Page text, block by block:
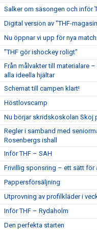
Salker om säsongen och inför
Digital version av "THF-
Nu öppnar vi upp för nya
”THF gör ishockey roligt"
Från målvakter till materialare
alla ideella hjältar
Schemat till campen klart!
Höstlovscamp
Nu börjar skridskoskolan Skoj
Regler i samband med
Rosenbergs ishall
Inför THF – SAH
Frivillig sponsring – ett sätt för
Pappersförsäljning
Utprovning av profilkläder i
Inför THF – Rydaholm
Den perfekta starten